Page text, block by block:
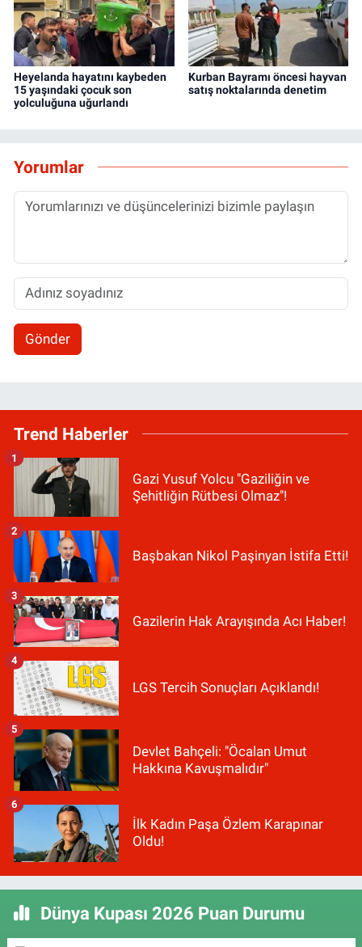
Heyelanda hayatını kaybeden
15 yaşındaki çocuk son
yolculuğuna uğurlandı
Kurban Bayramı öncesi hayvan
satış noktalarında denetim
Yorumlar
Gönder
Trend Haberler
Gazi Yusuf Yolcu "Gaziliğin ve
Şehitliğin Rütbesi Olmaz"!
1
Başbakan Nikol Paşinyan İstifa Etti!
2
Gazilerin Hak Arayışında Acı Haber!
3
LGS Tercih Sonuçları Açıklandı!
4
Devlet Bahçeli: "Öcalan Umut
Hakkına Kavuşmalıdır"
5
İlk Kadın Paşa Özlem Karapınar
Oldu!
6
Dünya Kupası 2026 Puan Durumu